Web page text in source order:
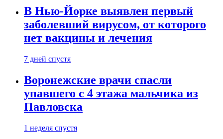
В Нью-Йорке выявлен первый
заболевший вирусом, от которого
нет вакцины и лечения
7 дней спустя
Воронежские врачи спасли
упавшего с 4 этажа мальчика из
Павловска
1 неделя спустя